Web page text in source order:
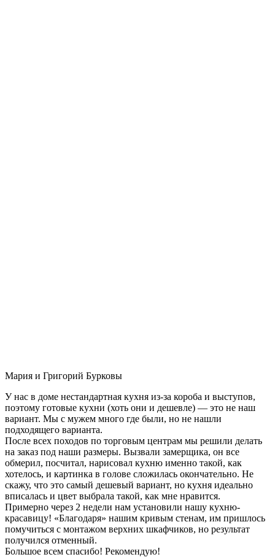
Мария и Григорий Бурковы
У нас в доме нестандартная кухня из-за короба и выступов,
поэтому готовые кухни (хоть они и дешевле) — это не наш
вариант. Мы с мужем много где были, но не нашли
подходящего варианта.
После всех походов по торговым центрам мы решили делать
на заказ под наши размеры. Вызвали замерщика, он все
обмерил, посчитал, нарисовал кухню именно такой, как
хотелось, и картинка в голове сложилась окончательно. Не
скажу, что это самый дешевый вариант, но кухня идеально
вписалась и цвет выбрала такой, как мне нравится.
Примерно через 2 недели нам установили нашу кухню-
красавицу! «Благодаря» нашим кривым стенам, им пришлось
помучиться с монтажом верхних шкафчиков, но результат
получился отменный.
Большое всем спасибо! Рекомендую!